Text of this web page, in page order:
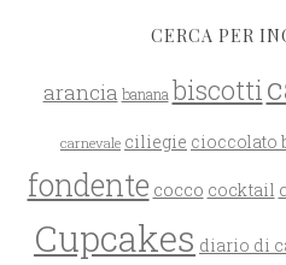
CERCA PER
arancia banana biscotti
carnevale ciliegie cioccolato
fondente cocco cocktail
Cupcakes diario di